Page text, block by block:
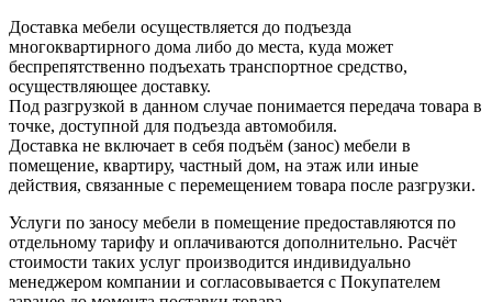
Доставка мебели осуществляется до подъезда
многоквартирного дома либо до места, куда может
беспрепятственно подъехать транспортное средство,
осуществляющее доставку.
Под разгрузкой в данном случае понимается передача товара в
точке, доступной для подъезда автомобиля.
Доставка не включает в себя подъём (занос) мебели в
помещение, квартиру, частный дом, на этаж или иные
действия, связанные с перемещением товара после разгрузки.
Услуги по заносу мебели в помещение предоставляются по
отдельному тарифу и оплачиваются дополнительно. Расчёт
стоимости таких услуг производится индивидуально
менеджером компании и согласовывается с Покупателем